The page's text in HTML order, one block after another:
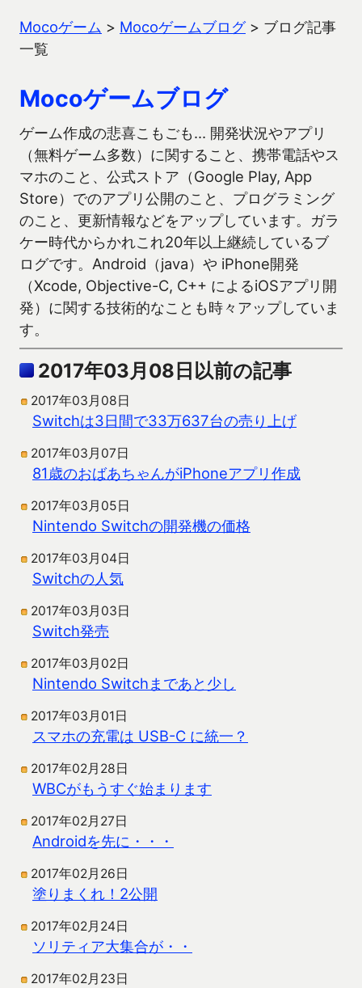
Mocoゲーム > Mocoゲームブログ> ブログ記事
一覧
Mocoゲームブログ
ゲーム作成の悲喜こもごも… 開発状況やアプリ
（無料ゲーム多数）に関すること、携帯電話やス
マホのこと、公式ストア（Google Play, App
Store）でのアプリ公開のこと、プログラミング
のこと、更新情報などをアップしています。ガラ
ケー時代からかれこれ20年以上継続しているブ
ログです。Android（java）や iPhone開発
（Xcode, Objective-C, C++ によるiOSアプリ開
発）に関する技術的なことも時々アップしていま
す。
2017年03月08日以前の記事
2017年03月08日
Switchは3日間で33万637台の売り上げ
2017年03月07日
81歳のおばあちゃんがiPhoneアプリ作成
2017年03月05日
Nintendo Switchの開発機の価格
2017年03月04日
Switchの人気
2017年03月03日
Switch発売
2017年03月02日
Nintendo Switchまであと少し
2017年03月01日
スマホの充電は USB-C に統一？
2017年02月28日
WBCがもうすぐ始まります
2017年02月27日
Androidを先に・・・
2017年02月26日
塗りまくれ！2公開
2017年02月24日
ソリティア大集合が・・
2017年02月23日